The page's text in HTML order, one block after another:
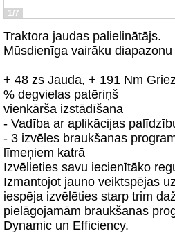
1/7
Traktora jaudas palielinātājs.
Mūsdienīga vairāku
+ 48 zs Jauda, + 191 Nm
% degvielas patēriņš
vienkārša izstādīšana
- Vadība ar aplikācijas
- 3 izvēles braukšanas
līmeņiem katrā
Izvēlieties savu iecienītāko
Izmantojot jauno veiktspējas
iespēja izvēlēties starp trim
pielāgojamām braukšanas
Dynamic un Efficiency.